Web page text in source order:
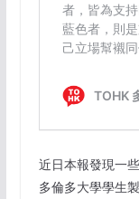
近日本報發現一
多倫多大學學生